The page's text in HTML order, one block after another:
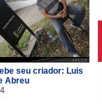
seu criador: Luis
Abreu